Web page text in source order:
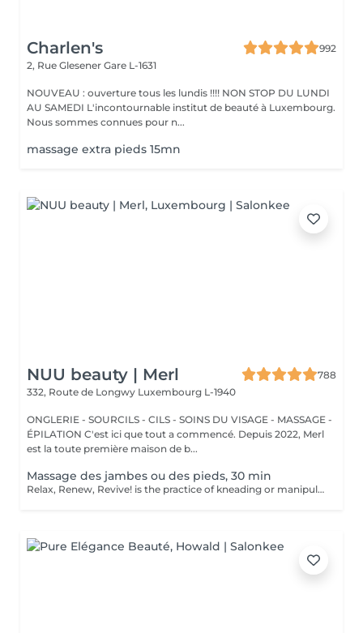
Charlen's
992
2, Rue Glesener Gare L-1631
NOUVEAU : ouverture tous les lundis !!!! NON STOP DU LUNDI
AU SAMEDI L'incontournable institut de beauté à Luxembourg.
Nous sommes connues pour n...
massage extra pieds 15mn
NUU beauty | Merl
788
332, Route de Longwy Luxembourg L-1940
ONGLERIE - SOURCILS - CILS - SOINS DU VISAGE - MASSAGE -
ÉPILATION C'est ici que tout a commencé. Depuis 2022, Merl
est la toute première maison de b...
Massage des jambes ou des pieds, 30 min
Relax, Renew, Revive! is the practice of kneading or manipulating a person's muscles and other soft-tissue in order to reduce stress, reduce muscle pain, increase relaxation and improve the work of the immune system. Benefits of getting legs or feet massage: - reduces stress - relaxing - improves blood circulation - improves body immune system How is massage legs or feet done? - feet and legs are massaged Age restrictions: there are no age restrictions for this procedure. Post procedure recommendations: do not do sport and any sharp movements for 2-3 hours after the procedure. Frequency: 1-2 times per week, 10 times in total. Repeat once in 3-6 months.